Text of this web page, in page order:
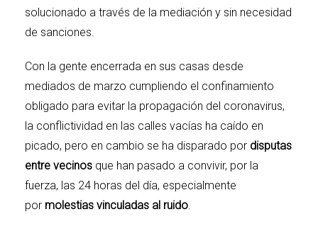
solucionado a través de la mediación y sin necesidad
de sanciones.
Con la gente encerrada en sus casas desde
mediados de marzo cumpliendo el confinamiento
obligado para evitar la propagación del coronavirus,
la conflictividad en las calles vacías ha caído en
picado, pero en cambio se ha disparado por disputas
entre vecinos que han pasado a convivir, por la
fuerza, las 24 horas del día, especialmente
por molestias vinculadas al ruido.